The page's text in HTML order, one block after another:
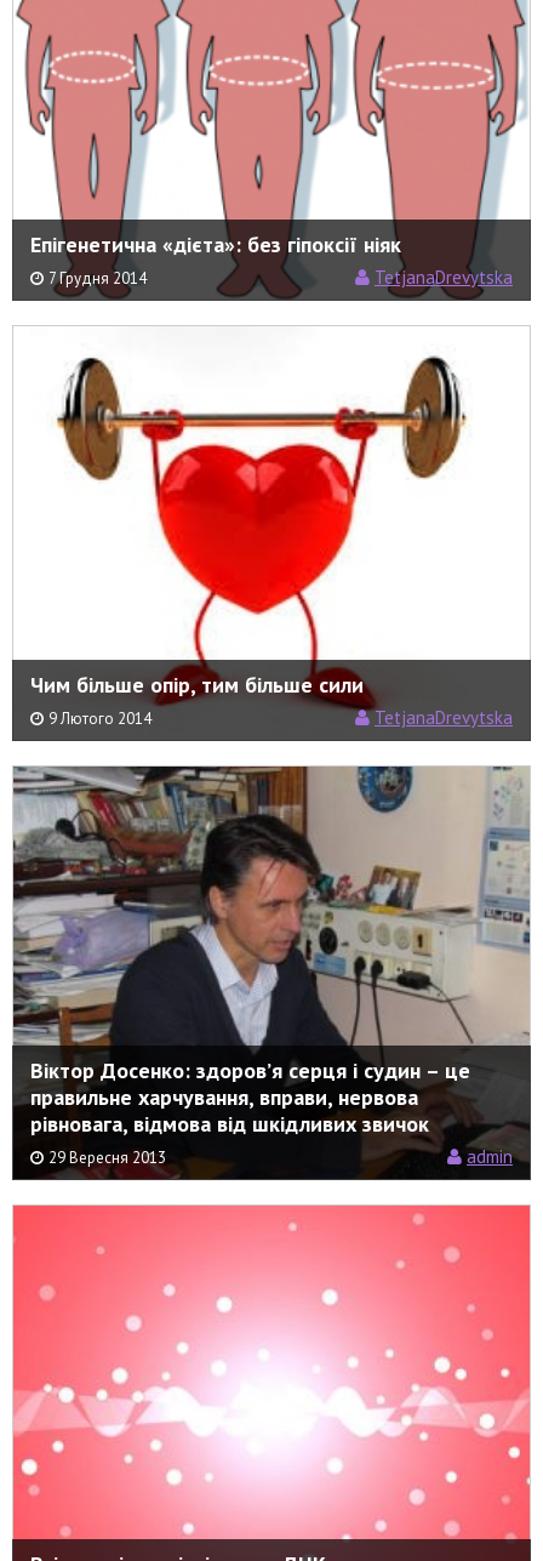
Епігенетична «дієта»: без гіпоксії ніяк
7 Грудня 2014 TetjanaDrevytska
Чим більше опір, тим більше сили
9 Лютого 2014 TetjanaDrevytska
Віктор Досенко: здоров’я серця і судин – це
правильне харчування, вправи, нервова
рівновага, відмова від шкідливих звичок
29 Вересня 2013 admin